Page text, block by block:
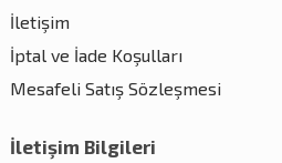
İletişim
İptal ve İade Koşulları
Mesafeli Satış Sözleşmesi
İletişim Bilgileri